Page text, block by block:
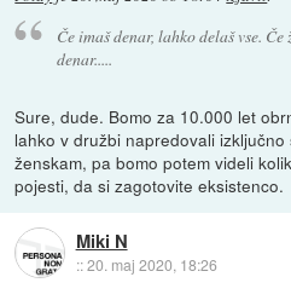
Če imaš denar, lahko delaš vse.
denar.....
Sure, dude. Bomo za 10.000 let
lahko v družbi napredovali
ženskam, pa bomo potem videli
pojesti, da si zagotovite eksistenco.
Miki N
::20. maj 2020, 18:26